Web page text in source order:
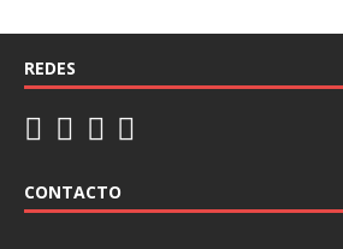
REDES
CONTACTO